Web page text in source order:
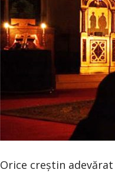
Orice creștin